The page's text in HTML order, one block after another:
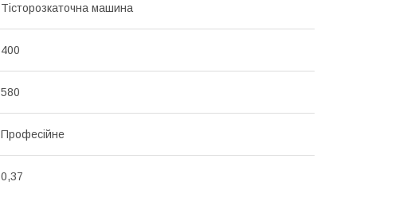
Тісторозкаточна машина
400
580
Професійне
0,37